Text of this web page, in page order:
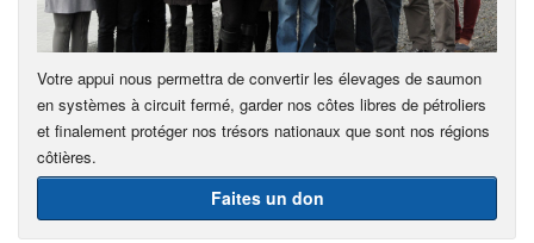
Votre appui nous permettra de convertir les élevages de saumon
en systèmes à circuit fermé, garder nos côtes libres de pétroliers
et finalement protéger nos trésors nationaux que sont nos régions
côtières.
Faites un don